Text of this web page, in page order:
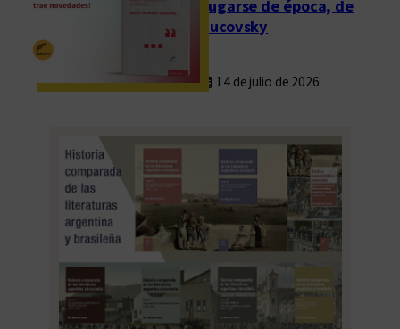
Fugarse de época, de
Rucovsky
14 de julio de 2026